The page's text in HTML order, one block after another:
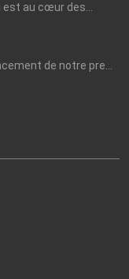
au cœur des...